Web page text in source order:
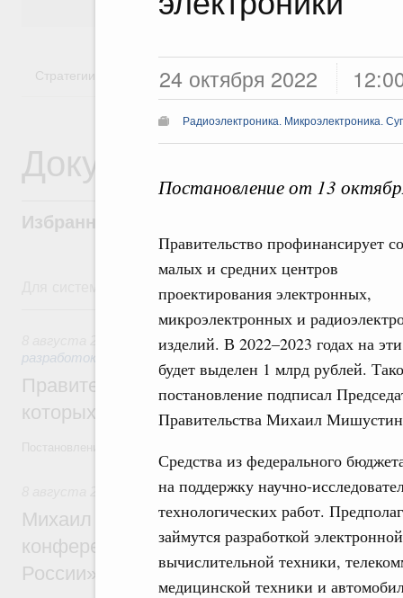
24 октября 2022
Радиоэлектроника. Микроэлектроника.
Постановление от 13
Правительство профинансирует
малых и средних центров
проектирования электронных,
микроэлектронных и
изделий. В 2022–2023 годах на
будет выделен 1 млрд рублей.
постановление подписал
Правительства Михаил
Средства из федерального
на поддержку научно-
технологических работ.
займутся разработкой
вычислительной техники,
медицинской техники и
Государство
Стратегии Государственные программы
Документы
Избранные документы со справками к
8 августа, суббота
Государственная политика в сфере
разработок
Правительство расширило перечень
которых освобождаются от НДФЛ
Отрасль информационных технологий
Михаил Мишустин дал поручения по
конференции «Цифровая индустрия
России»